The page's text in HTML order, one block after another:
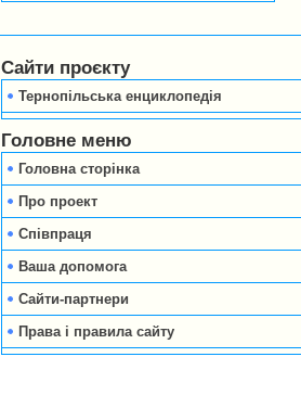
Сайти проєкту
Тернопільська енциклопедія
Головне меню
Головна сторінка
Про проект
Співпраця
Ваша допомога
Сайти-партнери
Права і правила сайту